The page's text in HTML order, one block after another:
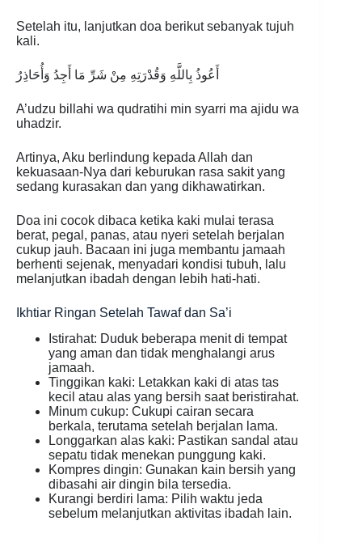
Setelah itu, lanjutkan doa berikut sebanyak tujuh
kali.
أَعُوذُ بِاللَّهِ وَقُدْرَتِهِ مِنْ شَرِّ مَا أَجِدُ وَأُحَاذِرُ
A’udzu billahi wa qudratihi min syarri ma ajidu wa
uhadzir.
Artinya, Aku berlindung kepada Allah dan
kekuasaan-Nya dari keburukan rasa sakit yang
sedang kurasakan dan yang dikhawatirkan.
Doa ini cocok dibaca ketika kaki mulai terasa
berat, pegal, panas, atau nyeri setelah berjalan
cukup jauh. Bacaan ini juga membantu jamaah
berhenti sejenak, menyadari kondisi tubuh, lalu
melanjutkan ibadah dengan lebih hati-hati.
Ikhtiar Ringan Setelah Tawaf dan Sa’i
Istirahat: Duduk beberapa menit di tempat
yang aman dan tidak menghalangi arus
jamaah.
Tinggikan kaki: Letakkan kaki di atas tas
kecil atau alas yang bersih saat beristirahat.
Minum cukup: Cukupi cairan secara
berkala, terutama setelah berjalan lama.
Longgarkan alas kaki: Pastikan sandal atau
sepatu tidak menekan punggung kaki.
Kompres dingin: Gunakan kain bersih yang
dibasahi air dingin bila tersedia.
Kurangi berdiri lama: Pilih waktu jeda
sebelum melanjutkan aktivitas ibadah lain.